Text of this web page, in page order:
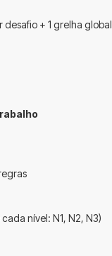
desafio + 1 grelha global
nível: N1, N2, N3)